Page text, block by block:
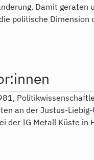
Damit geraten
politische
an der Justus-
der IG Metall Küste in